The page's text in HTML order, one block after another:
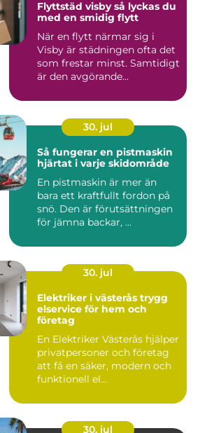
Flyttstäd visby så lyckas du
med en smidig flytt
När en flytt närmar sig i
Visby är städningen ofta det
som frestar minst. Samtidigt
är den avgörande...
30. jul
Så fungerar en pistmaskin
hjärtat i varje skidområde
En pistmaskin är mer än
bara ett kraftfullt fordon på
snö. Den är förutsättningen
för jämna backar, ...
30. jul
Elektriker i västerås trygg
elservice för hem och
företag
En Elektriker Västerås hjälper
privatpersoner och företag
att få en säker, modern och
funktionell el...
30. jul